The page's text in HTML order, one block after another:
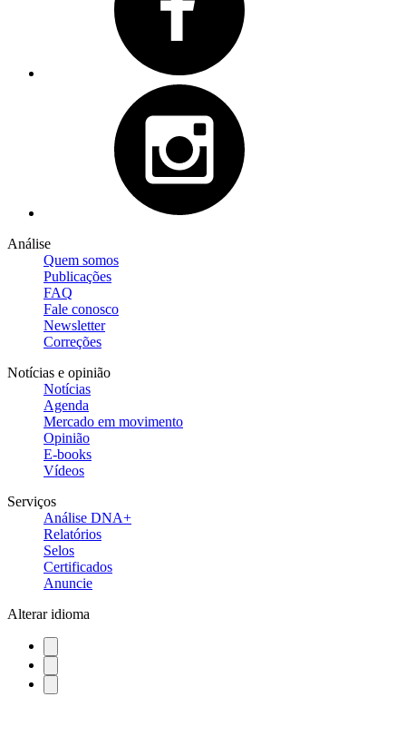
Análise
Quem somos
Publicações
FAQ
Fale conosco
Newsletter
Correções
Notícias e opinião
Notícias
Agenda
Mercado em movimento
Opinião
E-books
Vídeos
Serviços
Análise DNA+
Relatórios
Selos
Certificados
Anuncie
Alterar idioma